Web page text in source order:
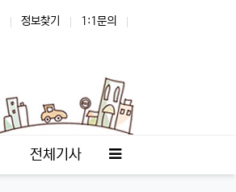
정보찾기 1:1문의
전체기사 사이드바